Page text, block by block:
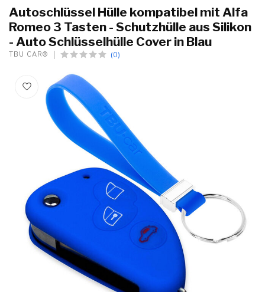
Autoschlüssel Hülle kompatibel mit Alfa
Romeo 3 Tasten - Schutzhülle aus Silikon
- Auto Schlüsselhülle Cover in Blau
TBU CAR® (0)